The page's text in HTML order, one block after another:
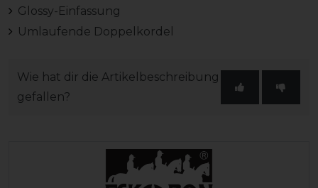
Glossy-Einfassung
Umlaufende Doppelkordel
Wie hat dir die Artikelbeschreibung
gefallen?